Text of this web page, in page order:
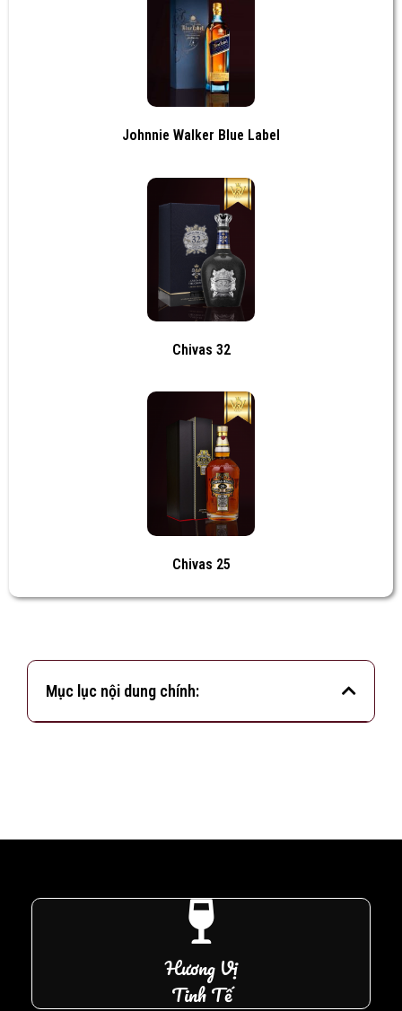
Johnnie Walker Blue Label
Chivas 32
Chivas 25
Mục lục nội dung chính:
Hương Vị
Tinh Tế